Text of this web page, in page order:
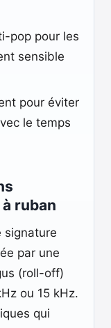
pop pour les
sensible
pour éviter
le temps
ruban
signature
par une
(roll-off)
ou 15 kHz.
qui